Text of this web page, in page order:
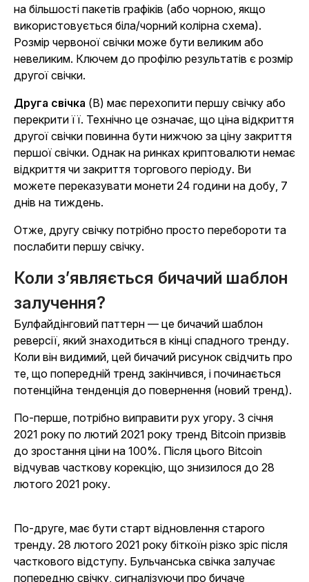
на більшості пакетів графіків (або чорною, якщо
використовується біла/чорний колірна схема).
Розмір червоної свічки може бути великим або
невеликим. Ключем до профілю результатів є розмір
другої свічки.
Друга свічка (B) має перехопити першу свічку або
перекрити її. Технічно це означає, що ціна відкриття
другої свічки повинна бути нижчою за ціну закриття
першої свічки. Однак на ринках криптовалюти немає
відкриття чи закриття торгового періоду. Ви
можете переказувати монети 24 години на добу, 7
днів на тиждень.
Отже, другу свічку потрібно просто перебороти та
послабити першу свічку.
Коли з’являється бичачий шаблон
залучення?
Булфайдінговий паттерн — це бичачий шаблон
реверсії, який знаходиться в кінці спадного тренду.
Коли він видимий, цей бичачий рисунок свідчить про
те, що попередній тренд закінчився, і починається
потенційна тенденція до повернення (новий тренд).
По-перше, потрібно виправити рух угору. З січня
2021 року по лютий 2021 року тренд Bitcoin призвів
до зростання ціни на 100%. Після цього Bitcoin
відчував часткову корекцію, що знизилося до 28
лютого 2021 року.
По-друге, має бути старт відновлення старого
тренду. 28 лютого 2021 року біткоїн різко зріс після
часткового відступу. Бульчанська свічка залучає
попередню свічку, сигналізуючи про бичаче